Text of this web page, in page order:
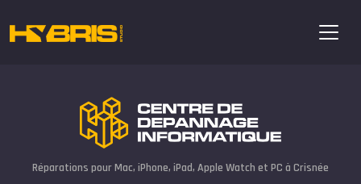
Réparations pour Mac, iPhone, iPad, Apple Watch et PC à Crisnée